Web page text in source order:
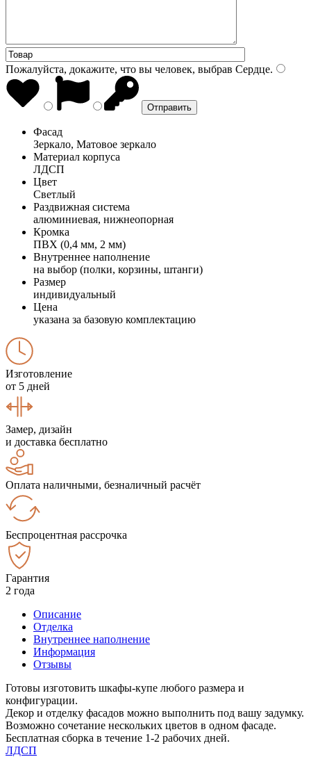
Пожалуйста, докажите, что вы человек, выбрав Сердце.
Фасад
Зеркало, Матовое зеркало
Материал корпуса
ЛДСП
Цвет
Светлый
Раздвижная система
алюминиевая, нижнеопорная
Кромка
ПВХ (0,4 мм, 2 мм)
Внутреннее наполнение
на выбор (полки, корзины, штанги)
Размер
индивидуальный
Цена
указана за базовую комплектацию
Изготовление
от 5 дней
Замер, дизайн
и доставка бесплатно
Оплата наличными, безналичный расчёт
Беспроцентная рассрочка
Гарантия
2 года
Описание
Отделка
Внутреннее наполнение
Информация
Отзывы
Готовы изготовить шкафы-купе любого размера и
конфигурации.
Декор и отделку фасадов можно выполнить под вашу задумку.
Возможно сочетание нескольких цветов в одном фасаде.
Бесплатная сборка в течение 1-2 рабочих дней.
ЛДСП